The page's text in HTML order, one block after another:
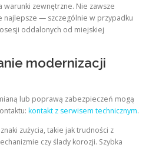
zewnętrzne. Nie zawsze
najlepsze — szczególnie w przypadku
oddalonych od miejskiej
modernizacji
lub poprawą zabezpieczeń mogą
kontakt z serwisem technicznym.
zużycia, takie jak trudności z
czy ślady korozji. Szybka